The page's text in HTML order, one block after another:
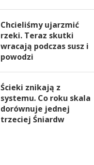
Chcieliśmy ujarzmić
rzeki. Teraz skutki
wracają podczas susz i
powodzi
Ścieki znikają z
systemu. Co roku skala
dorównuje jednej
trzeciej Śniardw